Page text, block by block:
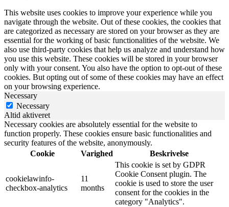
This website uses cookies to improve your experience while you
navigate through the website. Out of these cookies, the cookies that
are categorized as necessary are stored on your browser as they are
essential for the working of basic functionalities of the website. We
also use third-party cookies that help us analyze and understand how
you use this website. These cookies will be stored in your browser
only with your consent. You also have the option to opt-out of these
cookies. But opting out of some of these cookies may have an effect
on your browsing experience.
Necessary
Necessary
Altid aktiveret
Necessary cookies are absolutely essential for the website to
function properly. These cookies ensure basic functionalities and
security features of the website, anonymously.
Cookie
Varighed Beskrivelse
cookielawinfo-
checkbox-analytics
11
months
This cookie is set by GDPR
Cookie Consent plugin. The
cookie is used to store the user
consent for the cookies in the
category "Analytics".